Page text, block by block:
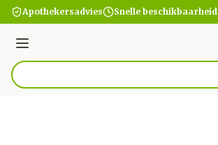
Ga naar de inhoud
Apothekersadvies Snelle beschikbaarheid
Menu
Product, merk, categorie...